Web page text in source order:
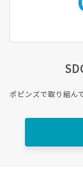
ポピンズで取り組ん